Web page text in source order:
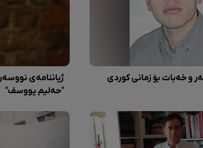
و خەبات بۆ زمانی کوردی
ژیاننامەی
"حەلیم یووسف"